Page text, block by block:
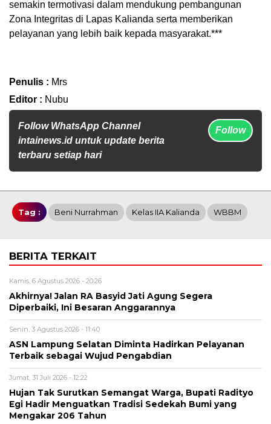
semakin termotivasi dalam mendukung pembangunan
Zona Integritas di Lapas Kalianda serta memberikan
pelayanan yang lebih baik kepada masyarakat.***
Penulis : Mrs
Editor : Nubu
Follow WhatsApp Channel
intainews.id untuk update berita
terbaru setiap hari
Follow
Tag : Beni Nurrahman Kelas IIA Kalianda WBBM
BERITA TERKAIT
Kamis, 6 Agustus 2026 - 20:26
Akhirnya! Jalan RA Basyid Jati Agung Segera
Diperbaiki, Ini Besaran Anggarannya
Senin, 3 Agustus 2026 - 11:40
ASN Lampung Selatan Diminta Hadirkan Pelayanan
Terbaik sebagai Wujud Pengabdian
Jumat, 31 Juli 2026 - 12:22
Hujan Tak Surutkan Semangat Warga, Bupati Radityo
Egi Hadir Menguatkan Tradisi Sedekah Bumi yang
Mengakar 206 Tahun